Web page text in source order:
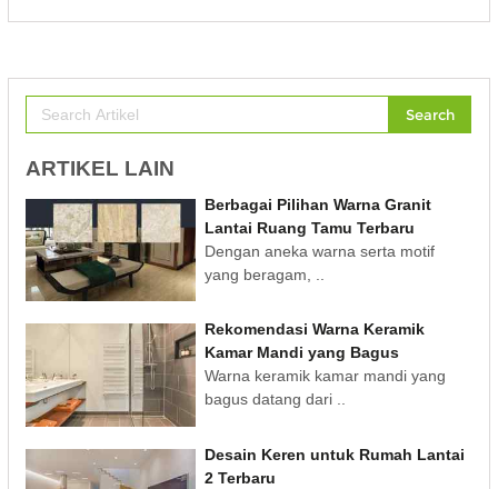
Search
ARTIKEL LAIN
Berbagai Pilihan Warna Granit
Lantai Ruang Tamu Terbaru
Dengan aneka warna serta motif
yang beragam, ..
Rekomendasi Warna Keramik
Kamar Mandi yang Bagus
Warna keramik kamar mandi yang
bagus datang dari ..
Desain Keren untuk Rumah Lantai
2 Terbaru